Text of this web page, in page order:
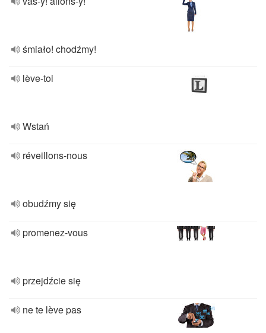
śmiało! chodźmy!
lève-toi
Wstań
réveillons-nous
obudźmy się
promenez-vous
przejdźcie się
ne te lève pas